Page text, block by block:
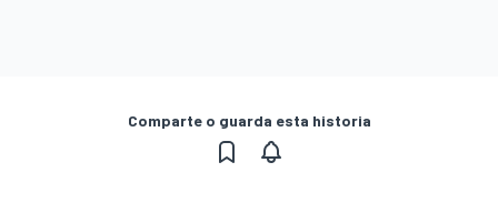
Comparte o guarda esta historia